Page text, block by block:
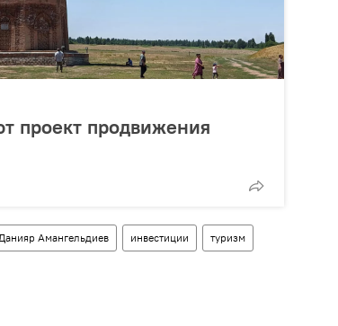
проект продвижения
Амангельдиев инвестиции туризм